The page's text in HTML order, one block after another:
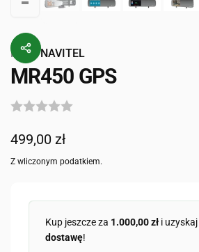
Przez NAVITEL
MR450 GPS
Cena
regularna
499,00 zł
Z wliczonym podatkiem.
Kup jeszcze za 1.000,00 zł i uzyskaj
dostawę!